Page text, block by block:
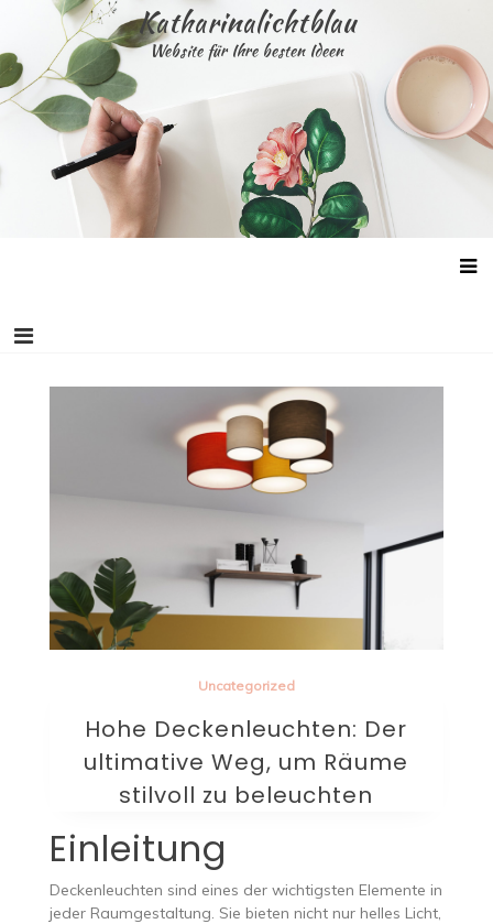
content
Katharinalichtblau
Website für Ihre besten Ideen
Uncategorized
Hohe Deckenleuchten: Der
ultimative Weg, um Räume
stilvoll zu beleuchten
Einleitung
Deckenleuchten sind eines der wichtigsten Elemente in
jeder Raumgestaltung. Sie bieten nicht nur helles Licht,